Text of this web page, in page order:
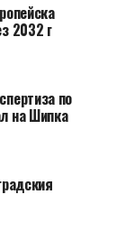
2032 г
по
на Шипка